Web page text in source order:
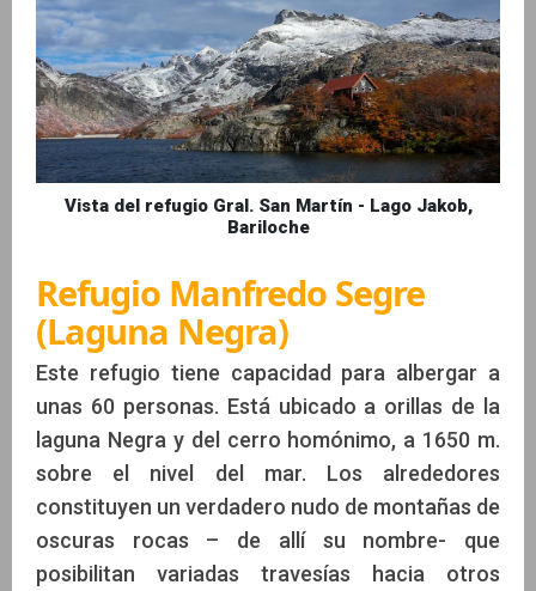
Vista del refugio Gral. San Martín - Lago Jakob,
Bariloche
Refugio Manfredo Segre
(Laguna Negra)
Este refugio tiene capacidad para albergar a
unas 60 personas. Está ubicado a orillas de la
laguna Negra y del cerro homónimo, a 1650 m.
sobre el nivel del mar. Los alrededores
constituyen un verdadero nudo de montañas de
oscuras rocas – de allí su nombre- que
posibilitan variadas travesías hacia otros